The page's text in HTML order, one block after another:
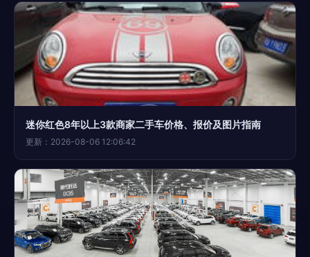
迷你红色8年以上3款商家二手车价格、报价及图片指南
更新：2026-08-06 12:06:42